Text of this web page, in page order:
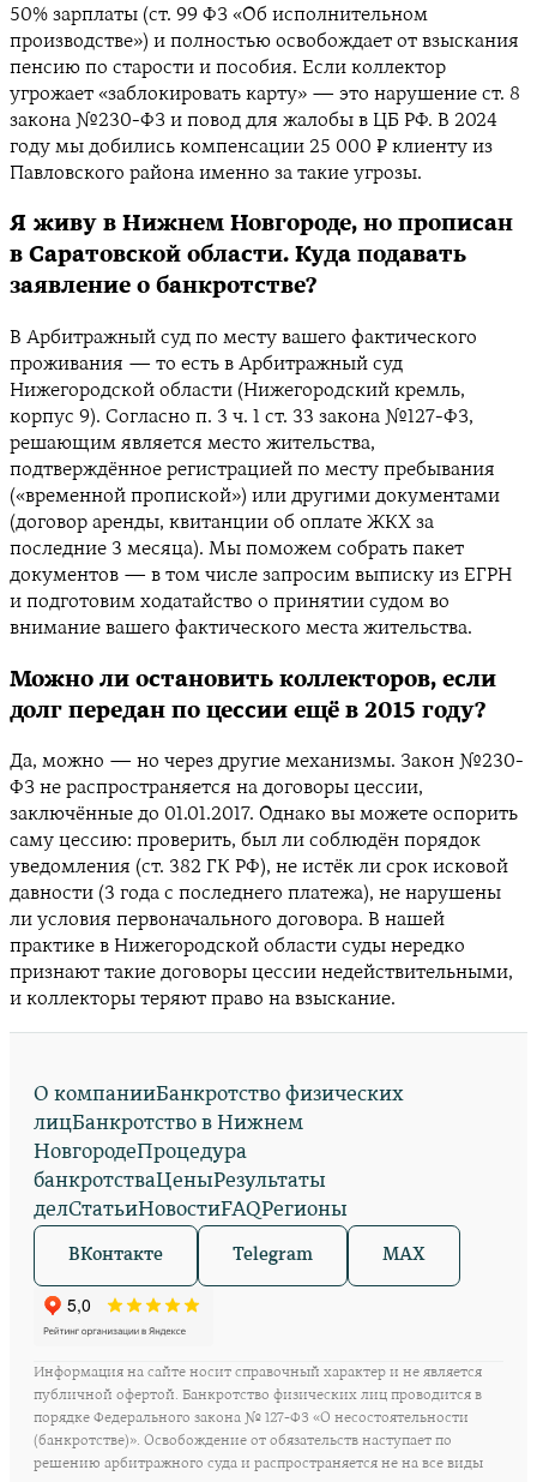
50% зарплаты (ст. 99 ФЗ «Об исполнительном
производстве») и полностью освобождает от взыскания
пенсию по старости и пособия. Если коллектор
угрожает «заблокировать карту» — это нарушение ст. 8
закона №230-ФЗ и повод для жалобы в ЦБ РФ. В 2024
году мы добились компенсации 25 000 ₽ клиенту из
Павловского района именно за такие угрозы.
Я живу в Нижнем Новгороде, но прописан
в Саратовской области. Куда подавать
заявление о банкротстве?
В Арбитражный суд по месту вашего фактического
проживания — то есть в Арбитражный суд
Нижегородской области (Нижегородский кремль,
корпус 9). Согласно п. 3 ч. 1 ст. 33 закона №127-ФЗ,
решающим является место жительства,
подтверждённое регистрацией по месту пребывания
(«временной пропиской») или другими документами
(договор аренды, квитанции об оплате ЖКХ за
последние 3 месяца). Мы поможем собрать пакет
документов — в том числе запросим выписку из ЕГРН
и подготовим ходатайство о принятии судом во
внимание вашего фактического места жительства.
Можно ли остановить коллекторов, если
долг передан по цессии ещё в 2015 году?
Да, можно — но через другие механизмы. Закон №230-
ФЗ не распространяется на договоры цессии,
заключённые до 01.01.2017. Однако вы можете оспорить
саму цессию: проверить, был ли соблюдён порядок
уведомления (ст. 382 ГК РФ), не истёк ли срок исковой
давности (3 года с последнего платежа), не нарушены
ли условия первоначального договора. В нашей
практике в Нижегородской области суды нередко
признают такие договоры цессии недействительными,
и коллекторы теряют право на взыскание.
О компанииБанкротство физических
лицБанкротство в Нижнем
НовгородеПроцедура
банкротстваЦеныРезультаты
делСтатьиНовостиFAQРегионы
ВКонтакте Telegram MAX
Информация на сайте носит справочный характер и не является
публичной офертой. Банкротство физических лиц проводится в
порядке Федерального закона № 127-ФЗ «О несостоятельности
(банкротстве)». Освобождение от обязательств наступает по
решению арбитражного суда и распространяется не на все виды